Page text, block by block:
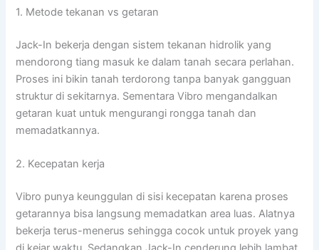
1. Metode tekanan vs getaran
Jack-In bekerja dengan sistem tekanan hidrolik yang
mendorong tiang masuk ke dalam tanah secara perlahan.
Proses ini bikin tanah terdorong tanpa banyak gangguan
struktur di sekitarnya. Sementara Vibro mengandalkan
getaran kuat untuk mengurangi rongga tanah dan
memadatkannya.
2. Kecepatan kerja
Vibro punya keunggulan di sisi kecepatan karena proses
getarannya bisa langsung memadatkan area luas. Alatnya
bekerja terus-menerus sehingga cocok untuk proyek yang